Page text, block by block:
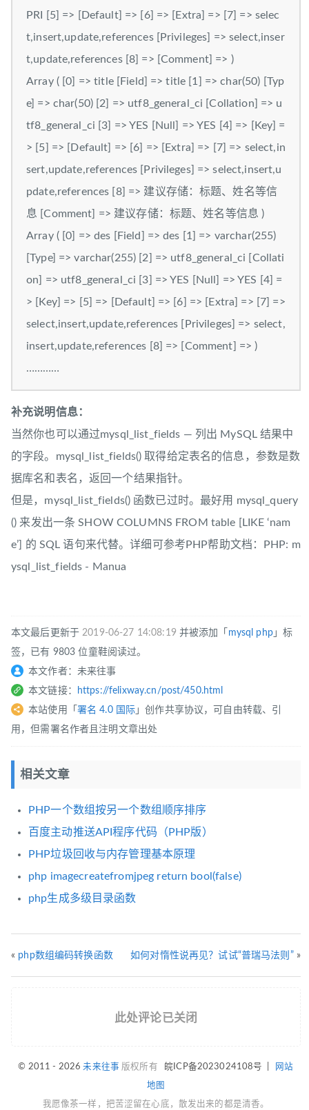
PRI [5] => [Default] => [6] => [Extra] => [7] => selec
t,insert,update,references [Privileges] => select,inser
t,update,references [8] => [Comment] => )
Array ( [0] => title [Field] => title [1] => char(50) [Typ
e] => char(50) [2] => utf8_general_ci [Collation] => u
tf8_general_ci [3] => YES [Null] => YES [4] => [Key] =
> [5] => [Default] => [6] => [Extra] => [7] => select,in
sert,update,references [Privileges] => select,insert,u
pdate,references [8] => 建议存储：标题、姓名等信
息 [Comment] => 建议存储：标题、姓名等信息 )
Array ( [0] => des [Field] => des [1] => varchar(255)
[Type] => varchar(255) [2] => utf8_general_ci [Collati
on] => utf8_general_ci [3] => YES [Null] => YES [4] =
> [Key] => [5] => [Default] => [6] => [Extra] => [7] =>
select,insert,update,references [Privileges] => select,
insert,update,references [8] => [Comment] => )
…………
补充说明信息：
当然你也可以通过mysql_list_fields — 列出 MySQL 结果中
的字段。mysql_list_fields() 取得给定表名的信息，参数是数
据库名和表名，返回一个结果指针。
但是，mysql_list_fields() 函数已过时。最好用 mysql_query
() 来发出一条 SHOW COLUMNS FROM table [LIKE ‘nam
e’] 的 SQL 语句来代替。详细可参考PHP帮助文档：PHP: m
ysql_list_fields - Manua
本文最后更新于2019-06-27 14:08:19 并被添加「 mysql php」标
签，已有 9803 位童鞋阅读过。
本文作者：未来往事
本文链接：
https://felixway.cn/post/450.html
本站使用「 署名 4.0 国际 」创作共享协议，可自由转载、引
用，但需署名作者且注明文章出处
相关文章
PHP一个数组按另一个数组顺序排序
百度主动推送API程序代码（PHP版）
PHP垃圾回收与内存管理基本原理
php imagecreatefromjpeg return bool(false)
php生成多级目录函数
« php数组编码转换函数 如何对惰性说再见？试试“普瑞马法则” »
此处评论已关闭
© 2011 - 2026未来往事 版权所有 皖ICP备2023024108号 网站
地图
我愿像茶一样，把苦涩留在心底，散发出来的都是清香。